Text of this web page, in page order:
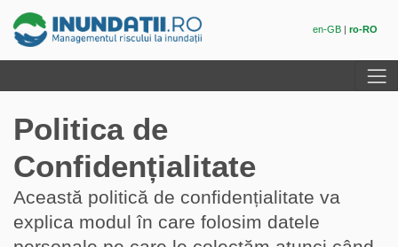
en-GB ro-RO
Politica de
Confidențialitate
Această politică de confidențialitate va
explica modul în care folosim datele